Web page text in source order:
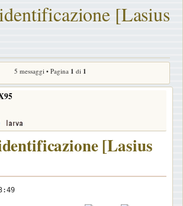
[Lasius
5 messaggi • Pagina 1 di 1
[Lasius